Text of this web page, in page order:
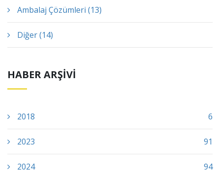
Ambalaj Çözümleri (13)
Diğer (14)
HABER ARŞİVİ
2018 6
2023 91
2024 94